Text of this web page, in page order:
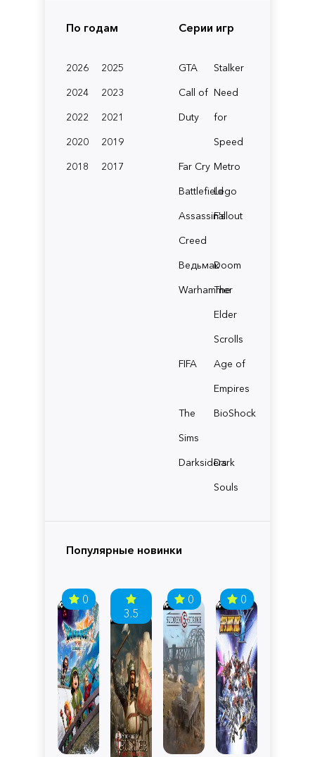
По годам
2026
2025
2024
2023
2022
2021
2020
2019
2018
2017
Серии игр
GTA
Stalker
Call of
Duty
Need
for
Speed
Far Cry Metro
BattlefieldLego
Assassin's
Creed
Fallout
ВедьмакDoom
Warhammer
The
Elder
Scrolls
FIFA
Age of
Empires
The
Sims
BioShock
Darksiders
Dark
Souls
Популярные новинки
0
3.5
0 0